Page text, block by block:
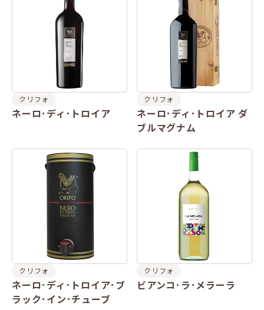
クリフォ
ネーロ･ディ･トロイア
クリフォ
ネーロ･ディ･トロイア ダ
ブルマグナム
クリフォ
ネーロ･ディ･トロイア･ブ
ラック･イン･チューブ
クリフォ
ビアンコ･ラ･メラーラ